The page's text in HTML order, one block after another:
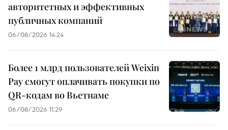
авторитетных и эффективных
публичных компаний
06/08/2026 14:24
Более 1 млрд пользователей Weixin
Pay смогут оплачивать покупки по
QR-кодам во Вьетнаме
06/08/2026 11:29